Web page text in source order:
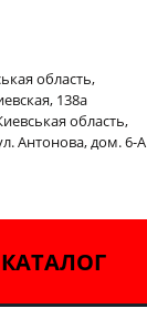
область,
138а
область,
Антонова, дом. 6-А
КАТАЛОГ